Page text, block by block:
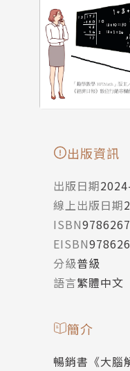
出版資訊
出版日期
線上出版日期
ISBN
EISBN
分級普級
語言繁體中文
簡介
暢銷書《大腦